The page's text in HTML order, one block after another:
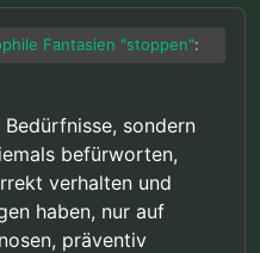
Fantasien "stoppen":
ohne daß man
hat zuschulden
ich sagen wollte ist dass
wichtiger ist als meine,
Natürlich muss
angemessen sein.
ist extrem,
sondern
befürworten,
verhalten und
haben, nur auf
präventiv